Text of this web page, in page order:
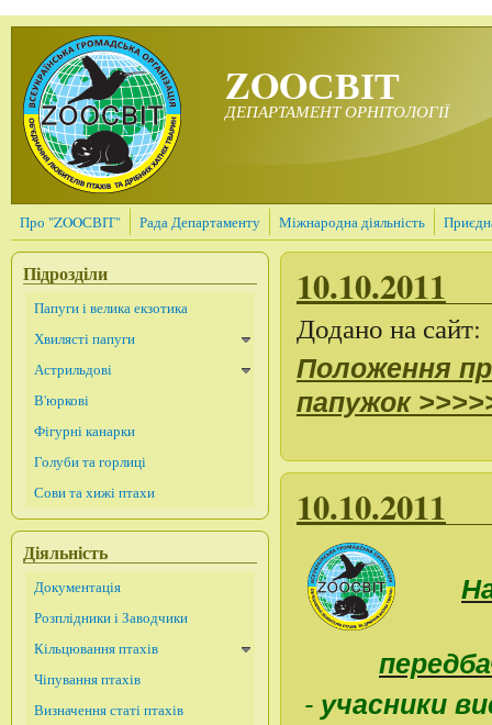
Перейти до основного матеріалу
ZOOСВІТ
ДЕПАРТАМЕНТ ОРНІТОЛОГІЇ
Про "ZOOСВІТ" Рада Департаменту Міжнародна діяльність
Підрозділи
Папуги і велика екзотика
Хвилясті папуги
Астрильдові
В'юркові
Фігурні канарки
Голуби та горлиці
Сови та хижі птахи
Діяльність
Документація
Розплідники і Заводчики
Кільцювання птахів
Чіпування птахів
Визначення статі птахів
10.10.2011
Додано на сайт:
Положення
папужок
10.10.2011
- учасники